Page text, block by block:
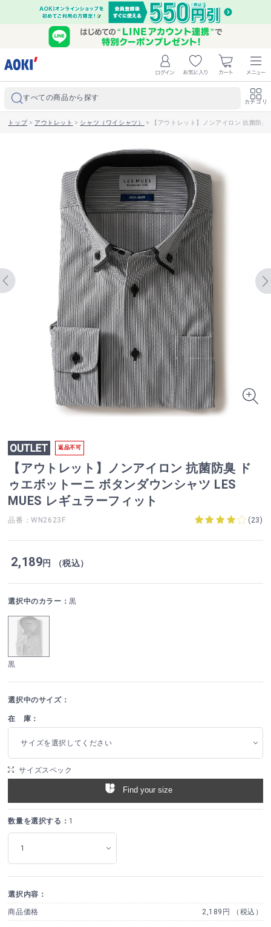
すべての商品から探す カテゴリ
トップ> アウトレット > シャツ（ワイシャツ） > 【アウトレット】ノンアイロン 抗菌防
返品不可
【アウトレット】ノンアイロン 抗菌防臭 ド
ゥエボットーニ ボタンダウンシャツ LES
MUES レギュラーフィット
品番：WN2623F (23)
2,189円 （税込）
選択中のカラー：黒
黒
選択中のサイズ：
在 庫：
サイズを選択してください
サイズスペック
Find your size
数量を選択する： 1
選択内容：
商品価格 2,189円 （税込）